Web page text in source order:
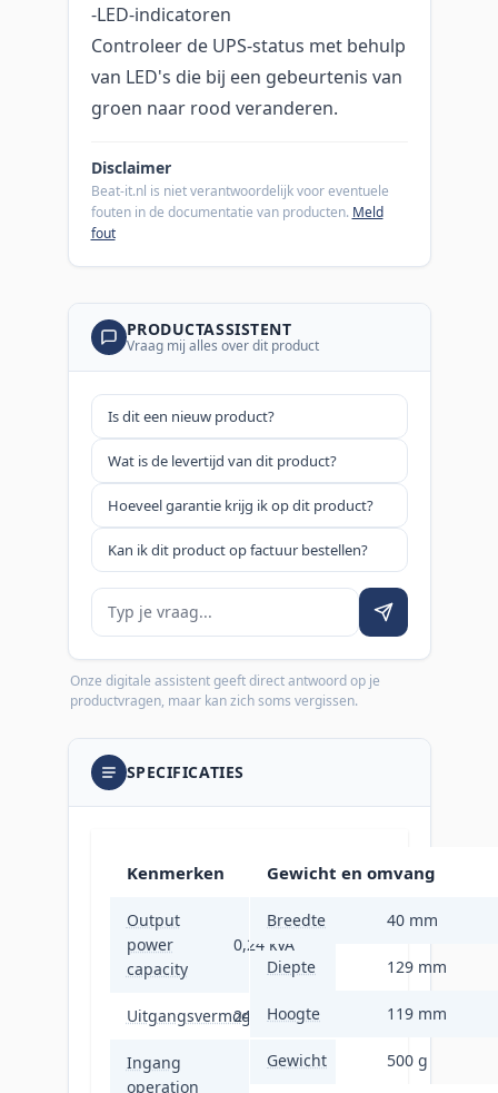
-LED-indicatoren
Controleer de UPS-status met behulp
van LED's die bij een gebeurtenis van
groen naar rood veranderen.
Disclaimer
Beat-it.nl is niet verantwoordelijk voor eventuele
fouten in de documentatie van producten. Meld
fout
PRODUCTASSISTENT
Vraag mij alles over dit product
Is dit een nieuw product?
Wat is de levertijd van dit product?
Hoeveel garantie krijg ik op dit product?
Kan ik dit product op factuur bestellen?
Je vraag
Onze digitale assistent geeft direct antwoord op je
productvragen, maar kan zich soms vergissen.
SPECIFICATIES
Kenmerken
Output
power
capacity
0,24 kVA
Uitgangsvermogen
240 W
Ingang
operation
Gewicht en omvang
Breedte 40 mm
Diepte 129 mm
Hoogte 119 mm
Gewicht 500 g